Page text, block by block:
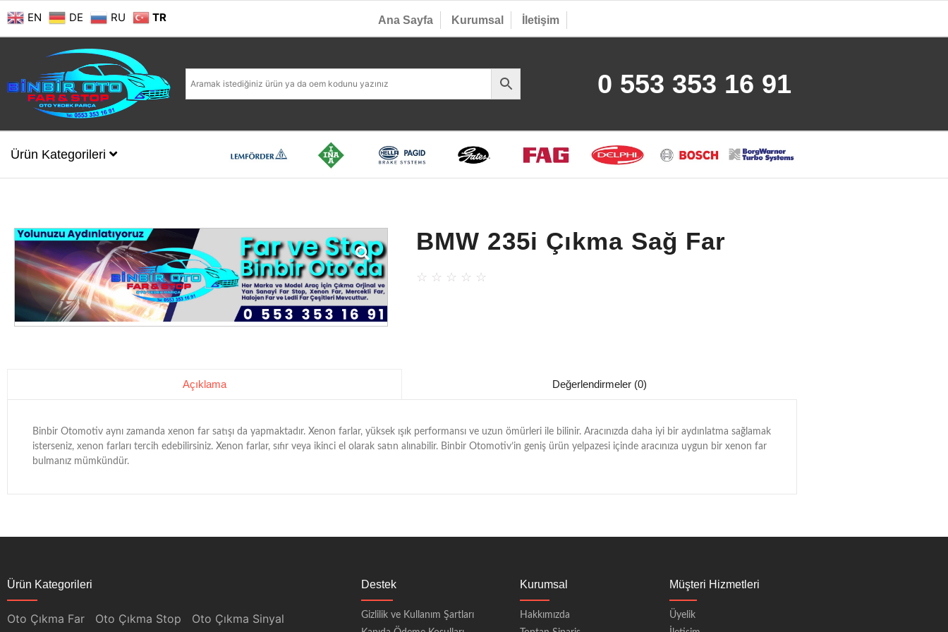
EN DE RU TR Ana Sayfa Kurumsal İletişim
0 553 353 16 91
Ürün Kategorileri
BMW 235i Çıkma Sağ Far
☆ ☆ ☆ ☆ ☆
Açıklama Değerlendirmeler (0)
Binbir Otomotiv aynı zamanda xenon far satışı da yapmaktadır. Xenon farlar, yüksek ışık performansı ve uzun ömürleri ile bilinir. Aracınızda daha iyi bir aydınlatma sağlamak
isterseniz, xenon farları tercih edebilirsiniz. Xenon farlar, sıfır veya ikinci el olarak satın alınabilir. Binbir Otomotiv’in geniş ürün yelpazesi içinde aracınıza uygun bir xenon far
bulmanız mümkündür.
Ürün Kategorileri
Oto Çıkma Far Oto Çıkma Stop Oto Çıkma Sinyal
Destek
Gizlilik ve Kullanım Şartları
Kurumsal
Hakkımızda
Müşteri Hizmetleri
Üyelik